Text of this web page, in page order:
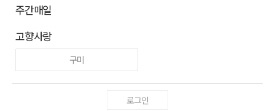
주간매일
고향사랑
구미
로그인